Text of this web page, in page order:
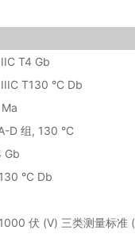
T4 Gb
T130 °C Db
D 组, 130 °C
Gb
°C Db
伏 (V) 三类测量标准